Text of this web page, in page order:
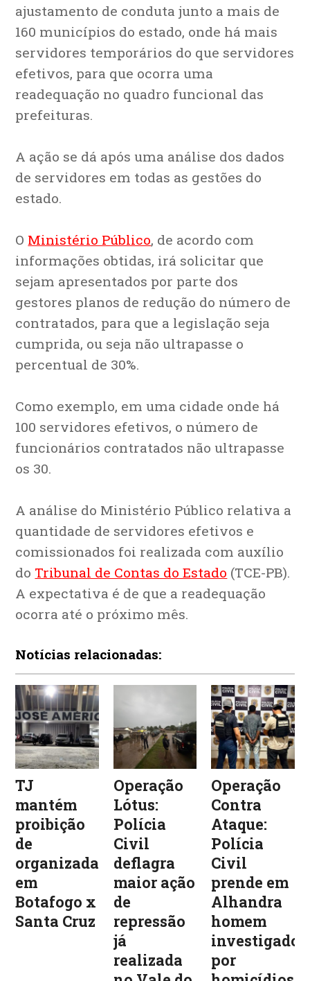
ajustamento de conduta junto a mais de
160 municípios do estado, onde há mais
servidores temporários do que servidores
efetivos, para que ocorra uma
readequação no quadro funcional das
prefeituras.
A ação se dá após uma análise dos dados
de servidores em todas as gestões do
estado.
O Ministério Público, de acordo com
informações obtidas, irá solicitar que
sejam apresentados por parte dos
gestores planos de redução do número de
contratados, para que a legislação seja
cumprida, ou seja não ultrapasse o
percentual de 30%.
Como exemplo, em uma cidade onde há
100 servidores efetivos, o número de
funcionários contratados não ultrapasse
os 30.
A análise do Ministério Público relativa a
quantidade de servidores efetivos e
comissionados foi realizada com auxílio
do Tribunal de Contas do Estado (TCE-PB).
A expectativa é de que a readequação
ocorra até o próximo mês.
Notícias relacionadas:
TJ
mantém
proibição
de
organizadas
em
Botafogo x
Santa Cruz
Operação
Lótus:
Polícia
Civil
deflagra
maior ação
de
repressão
já
realizada
Operação
Contra
Ataque:
Polícia
Civil
prende em
Alhandra
homem
investigado
por